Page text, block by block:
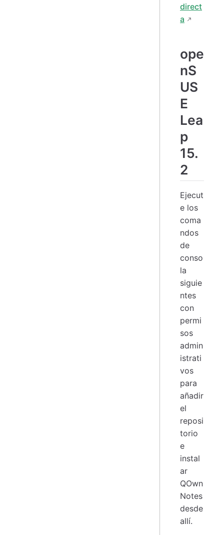
direct
a
ope
nS
US
E
Lea
p
15.
2
Ejecut
e los
coma
ndos
de
conso
la
siguie
ntes
con
permi
sos
admin
istrati
vos
para
añadir
el
reposi
torio
e
instal
ar
QOwn
Notes
desde
allí.